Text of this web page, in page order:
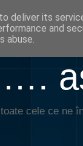
cele ce ne
deliver its
and
abuse.